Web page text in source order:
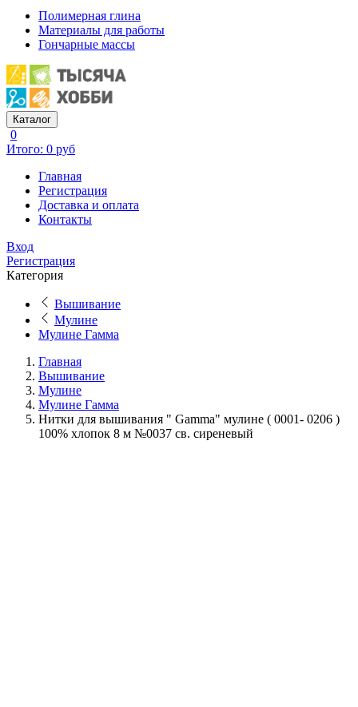
Полимерная глина
Материалы для работы
Гончарные массы
Каталог
0
Итого: 0 руб
Главная
Регистрация
Доставка и оплата
Контакты
Вход
Регистрация
Категория
Вышивание
Мулине
Мулине Гамма
Главная
Вышивание
Мулине
Мулине Гамма
Нитки для вышивания " Gamma" мулине ( 0001- 0206 )
100% хлопок 8 м №0037 св. сиреневый